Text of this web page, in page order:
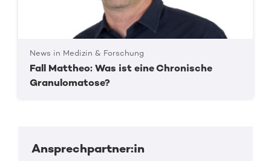
News in Medizin & Forschung
Fall Mattheo: Was ist eine Chronische
Granulomatose?
Ansprechpartner:in